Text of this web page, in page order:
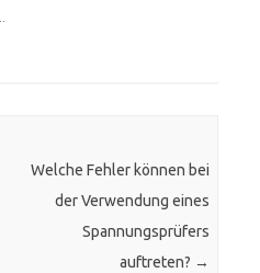
Welche Fehler können bei
der Verwendung eines
Spannungsprüfers
auftreten? →